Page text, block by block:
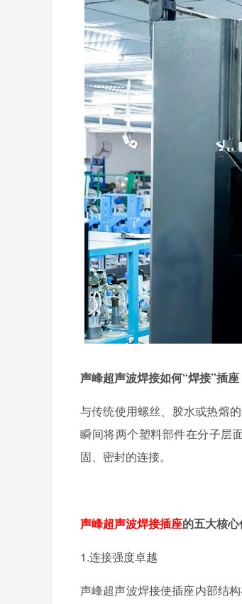
声峰超声波焊接如何“焊接”插座
与传统使用螺丝、胶水或热熔
瞬间将两个塑料部件在分子层
固、密封的连接。
声峰超声波焊接插座的五大核
1.连接强度卓越
声峰超声波焊接使插座内部结